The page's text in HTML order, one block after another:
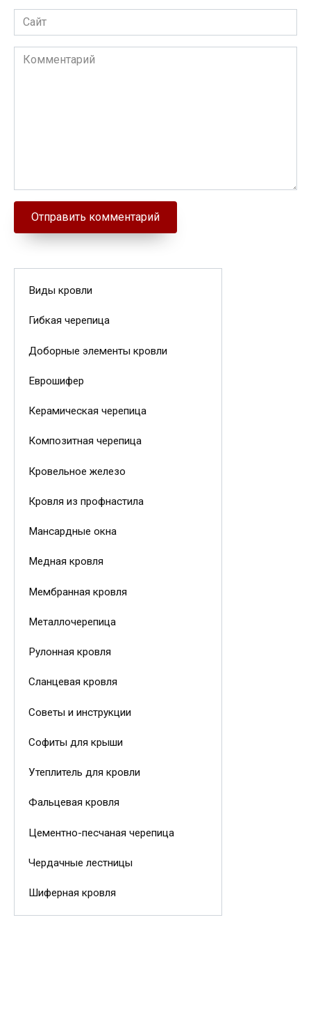
Сайт
Комментарий
Виды кровли
Гибкая черепица
Доборные элементы кровли
Еврошифер
Керамическая черепица
Композитная черепица
Кровельное железо
Кровля из профнастила
Мансардные окна
Медная кровля
Мембранная кровля
Металлочерепица
Рулонная кровля
Сланцевая кровля
Советы и инструкции
Софиты для крыши
Утеплитель для кровли
Фальцевая кровля
Цементно-песчаная черепица
Чердачные лестницы
Шиферная кровля